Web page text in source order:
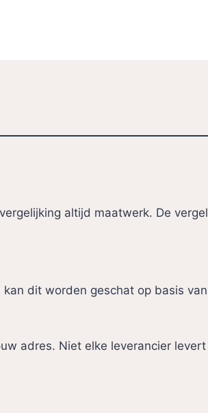
altijd maatwerk. De
dit worden geschat op basis
adres. Niet elke leverancier levert